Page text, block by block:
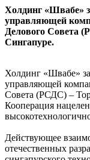
Холдинг «Швабе»
управляющей
Делового Совета
Сингапуре.
Холдинг «Швабе»
управляющей
Совета (РСДС) –
Кооперация
Действующее
отечественных